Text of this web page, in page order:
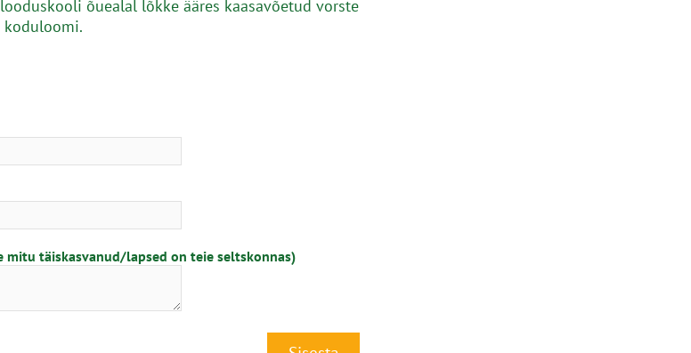
õuealal lõkke ääres kaasavõetud vorste
mitu täiskasvanud/lapsed on teie seltskonnas)